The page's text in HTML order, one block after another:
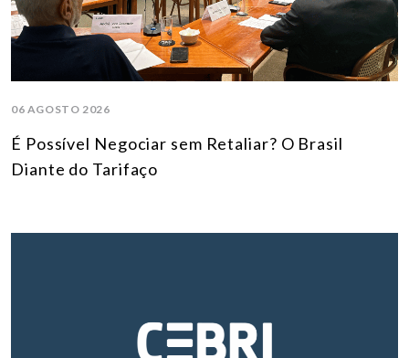
06 AGOSTO 2026
É Possível Negociar sem Retaliar? O Brasil
Diante do Tarifaço